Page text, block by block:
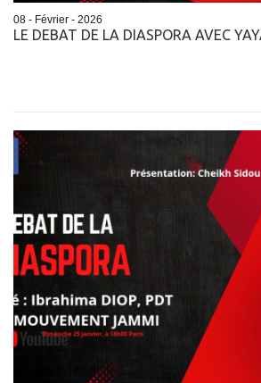
08 - Février - 2026
LE DEBAT DE LA DIASPORA AVEC